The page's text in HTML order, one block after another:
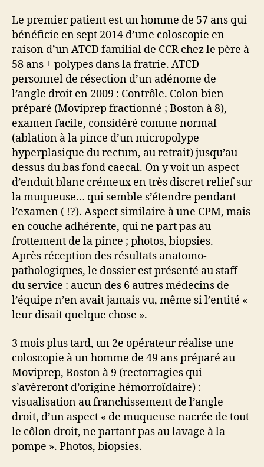
Le premier patient est un homme de 57 ans qui
bénéficie en sept 2014 d’une coloscopie en
raison d’un ATCD familial de CCR chez le père à
58 ans + polypes dans la fratrie. ATCD
personnel de résection d’un adénome de
l’angle droit en 2009 : Contrôle. Colon bien
préparé (Moviprep fractionné ; Boston à 8),
examen facile, considéré comme normal
(ablation à la pince d’un micropolype
hyperplasique du rectum, au retrait) jusqu’au
dessus du bas fond caecal. On y voit un aspect
d’enduit blanc crémeux en très discret relief sur
la muqueuse… qui semble s’étendre pendant
l’examen ( !?). Aspect similaire à une CPM, mais
en couche adhérente, qui ne part pas au
frottement de la pince ; photos, biopsies.
Après réception des résultats anatomo-
pathologiques, le dossier est présenté au staff
du service : aucun des 6 autres médecins de
l’équipe n’en avait jamais vu, même si l’entité «
leur disait quelque chose ».
3 mois plus tard, un 2e opérateur réalise une
coloscopie à un homme de 49 ans préparé au
Moviprep, Boston à 9 (rectorragies qui
s’avèreront d’origine hémorroïdaire) :
visualisation au franchissement de l’angle
droit, d’un aspect « de muqueuse nacrée de tout
le côlon droit, ne partant pas au lavage à la
pompe ». Photos, biopsies.